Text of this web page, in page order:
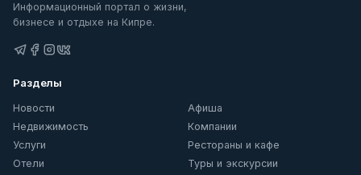
Информационный портал о жизни,
бизнесе и отдыхе на Кипре.
Разделы
Новости
Афиша
Недвижимость
Компании
Услуги
Рестораны и кафе
Отели
Туры и экскурсии